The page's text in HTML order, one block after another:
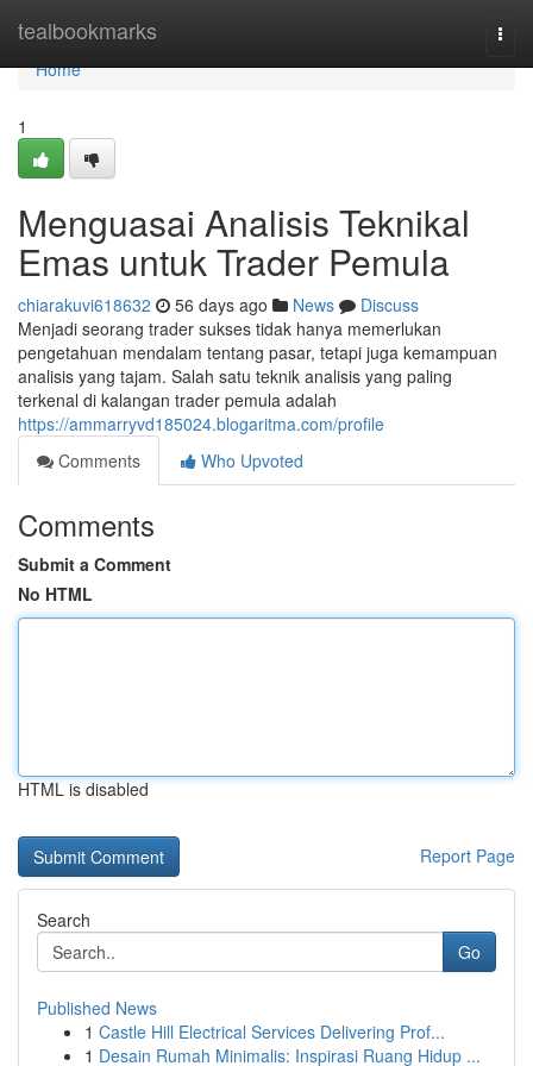
tealbookmarks
Home
Home
1
Menguasai Analisis Teknikal
Emas untuk Trader Pemula
chiarakuvi618632 56 days ago News
Discuss
Menjadi seorang trader sukses tidak hanya memerlukan
pengetahuan mendalam tentang pasar, tetapi juga kemampuan
analisis yang tajam. Salah satu teknik analisis yang paling
terkenal di kalangan trader pemula adalah
https://ammarryvd185024.blogaritma.com/profile
Comments
Who Upvoted
Comments
Submit a Comment
No HTML
HTML is disabled
Report Page
Search
Go
Published News
1 Castle Hill Electrical Services Delivering Prof...
1 Desain Rumah Minimalis: Inspirasi Ruang Hidup ...